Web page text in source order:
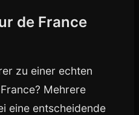
de France
zu einer echten
Mehrere
eine entscheidende